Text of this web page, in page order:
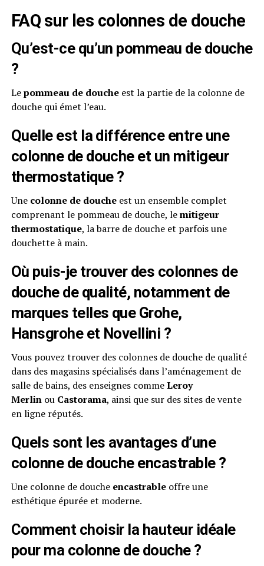
FAQ sur les colonnes de douche
Qu’est-ce qu’un pommeau de douche
?
Lepommeau de doucheest la partie de la colonne de
douche qui émet l’eau.
Quelle est la différence entre une
colonne de douche et un mitigeur
thermostatique ?
Une colonne de doucheest un ensemble complet
comprenant le pommeau de douche, lemitigeur
thermostatique, la barre de douche et parfois une
douchette à main.
Où puis-je trouver des colonnes de
douche de qualité, notamment de
marques telles que Grohe,
Hansgrohe et Novellini ?
Vous pouvez trouver des colonnes de douche de qualité
dans des magasins spécialisés dans l’aménagement de
salle de bains, des enseignes commeLeroy
Merlinou Castorama, ainsi que sur des sites de vente
en ligne réputés.
Quels sont les avantages d’une
colonne de douche encastrable ?
Une colonne de douche encastrableoffre une
esthétique épurée et moderne.
Comment choisir la hauteur idéale
pour ma colonne de douche ?